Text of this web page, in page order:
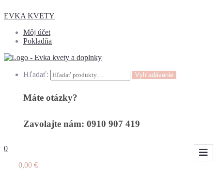
EVKA KVETY
Môj účet
Pokladňa
Hľadať: Vyhľadávanie
Máte otázky?
Zavolajte nám: 0910 907 419
0
0,00 €